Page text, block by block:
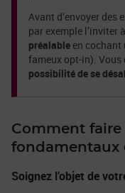
Avant d’envoyer des
par exemple l’inviter à
préalable en cochant
fameux opt-in). Vous
possibilité de se
Comment
fondamentaux
Soignez l’objet de